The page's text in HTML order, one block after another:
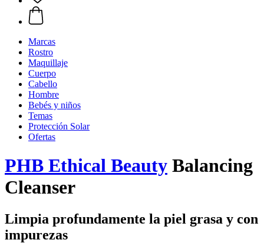
Marcas
Rostro
Maquillaje
Cuerpo
Cabello
Hombre
Bebés y niños
Temas
Protección Solar
Ofertas
PHB Ethical Beauty Balancing
Cleanser
Limpia profundamente la piel grasa y con
impurezas